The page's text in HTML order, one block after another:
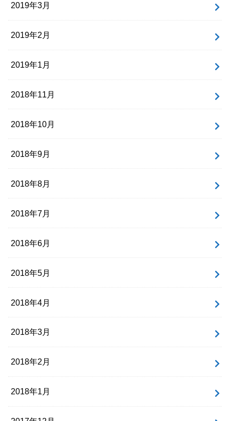
2019年3月
2019年2月
2019年1月
2018年11月
2018年10月
2018年9月
2018年8月
2018年7月
2018年6月
2018年5月
2018年4月
2018年3月
2018年2月
2018年1月